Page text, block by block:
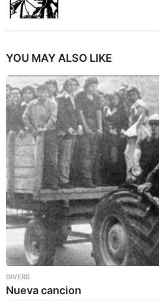
YOU MAY ALSO LIKE
DIVERS
Nueva cancion